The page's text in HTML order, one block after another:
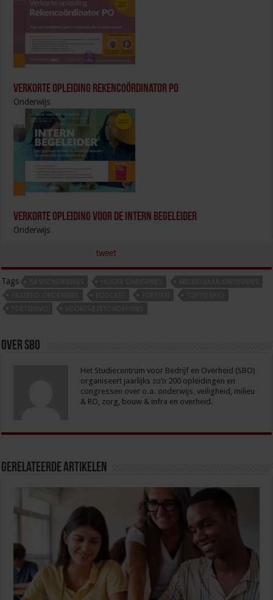
Verkorte opleiding Rekencoördinator PO
Onderwijs
Verkorte opleiding voor de Intern Begeleider
Onderwijs
tweet
Tags
Over sbo
Het Studiecentrum voor Bedrijf en Overheid (SBO)
organiseert jaarlijks zo’n 200 opleidingen en
congressen over o.a. onderwijs, veiligheid, milieu
& RO, zorg, bouw & infra en overheid.
Gerelateerde Artikelen